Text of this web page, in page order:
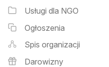
Usługi dla NGO
Ogłoszenia
Spis organizacji
Darowizny